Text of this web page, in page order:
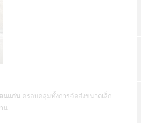
นแก่น ครอบคลุมทั้งการจัดส่งขนาดเล็ก
น